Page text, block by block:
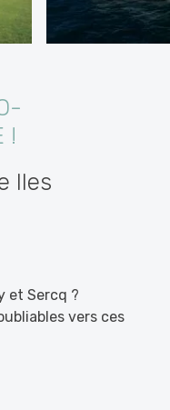
!
Iles
et Sercq ?
vers ces